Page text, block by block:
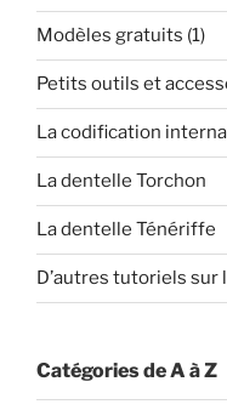
Modèles gratuits (1)
Petits outils et
La codification
La dentelle Torchon
La dentelle Ténériffe
D’autres tutoriels sur
Catégories de A à Z